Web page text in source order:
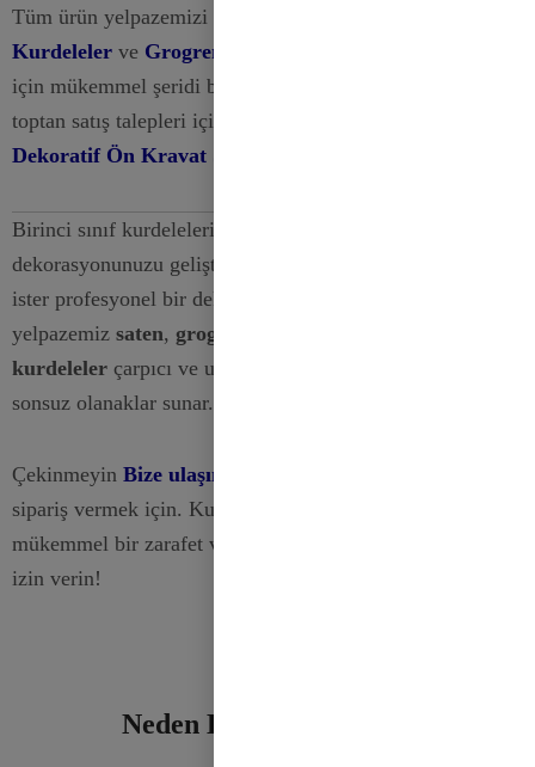
Tüm ürün yelpazemizi keşfedin
Kurdeleler ve Grogren Kurdeleler
için mükemmel şeridi bulmak için. Toplu siparişler ve
toptan satış talepleri için
Dekoratif Ön Kravat Şerit Yaylar
Birinci sınıf kurdelelerimizle el işçiliğinizi ve
dekorasyonunuzu geliştirin. İster kendin yap meraklısı
ister profesyonel bir dekoratör olun, ürün
yelpazemiz saten, grogren
kurdeleler çarpıcı ve unutulmaz projeler yaratmak için
sonsuz olanaklar sunar.
Çekinmeyin Bize ulaşın
sipariş vermek için. Kurdelelerimizin tüm kreasyonlarınıza
mükemmel bir zarafet ve çekicilik dokunuşu katmasına
izin verin!
Neden Bizi Seçmelisiniz